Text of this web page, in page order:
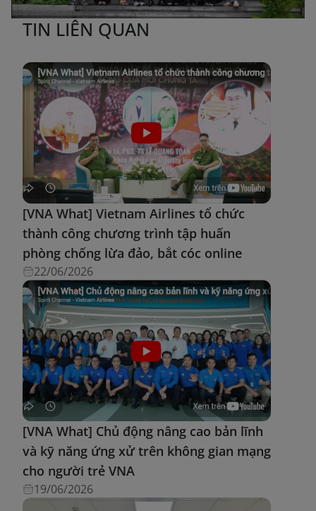
TIN LIÊN QUAN
[VNA What] Vietnam Airlines tổ chức
thành công chương trình tập huấn
phòng chống lừa đảo, bắt cóc online
22/06/2026
[VNA What] Chủ động nâng cao bản lĩnh
và kỹ năng ứng xử trên không gian mạng
cho người trẻ VNA
19/06/2026